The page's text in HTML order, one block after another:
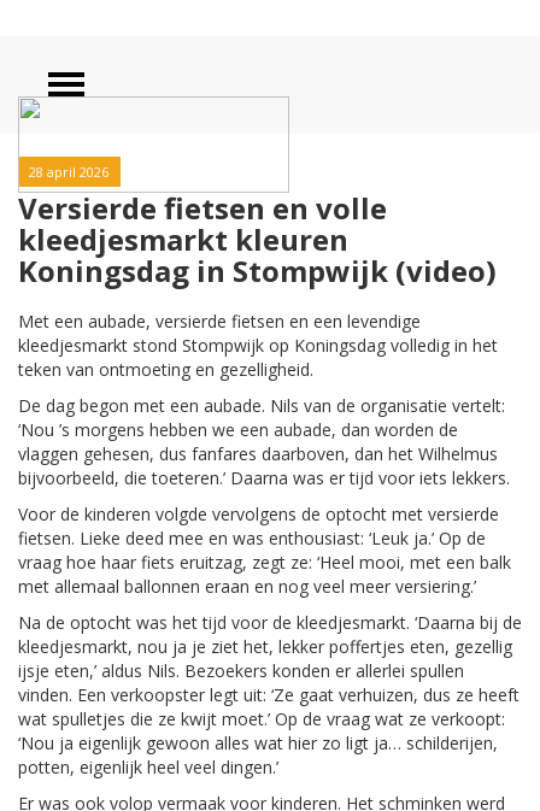
28 april 2026
Versierde fietsen en volle
kleedjesmarkt kleuren
Koningsdag in Stompwijk (video)
Met een aubade, versierde fietsen en een levendige
kleedjesmarkt stond Stompwijk op Koningsdag volledig in het
teken van ontmoeting en gezelligheid.
De dag begon met een aubade. Nils van de organisatie vertelt:
‘Nou ’s morgens hebben we een aubade, dan worden de
vlaggen gehesen, dus fanfares daarboven, dan het Wilhelmus
bijvoorbeeld, die toeteren.’ Daarna was er tijd voor iets lekkers.
Voor de kinderen volgde vervolgens de optocht met versierde
fietsen. Lieke deed mee en was enthousiast: ‘Leuk ja.’ Op de
vraag hoe haar fiets eruitzag, zegt ze: ‘Heel mooi, met een balk
met allemaal ballonnen eraan en nog veel meer versiering.’
Na de optocht was het tijd voor de kleedjesmarkt. ‘Daarna bij de
kleedjesmarkt, nou ja je ziet het, lekker poffertjes eten, gezellig
ijsje eten,’ aldus Nils. Bezoekers konden er allerlei spullen
vinden. Een verkoopster legt uit: ‘Ze gaat verhuizen, dus ze heeft
wat spulletjes die ze kwijt moet.’ Op de vraag wat ze verkoopt:
‘Nou ja eigenlijk gewoon alles wat hier zo ligt ja… schilderijen,
potten, eigenlijk heel veel dingen.’
Er was ook volop vermaak voor kinderen. Het schminken werd